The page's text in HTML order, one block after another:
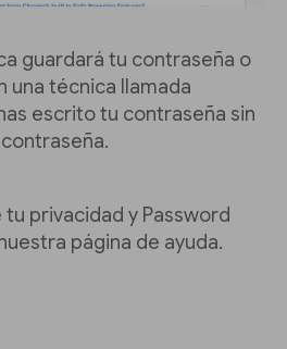
guardará tu contraseña o
una técnica llamada
escrito tu contraseña sin
privacidad y Password
página de ayuda.